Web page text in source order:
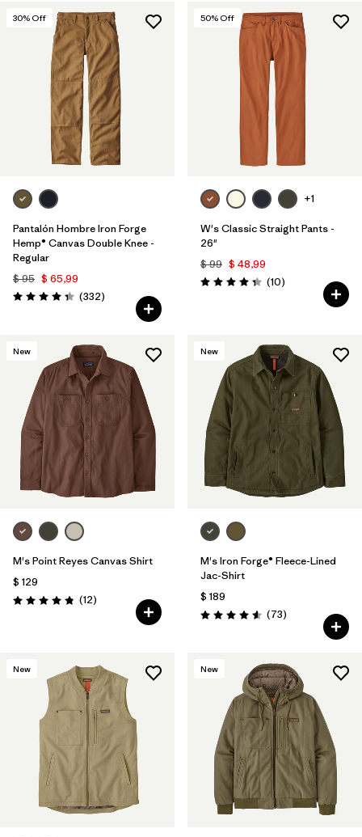
30% Off
Pantalón Hombre Iron Forge
Hemp® Canvas Double Knee -
Regular
$ 95 $ 65,99
Valoración: 4.4 / 5
(332Comentarios
)
50% Off
+1
W's Classic Straight Pants -
26"
$ 99 $ 48,99
Valoración: 4.3 / 5
(10Comentarios
)
New
M's Point Reyes Canvas Shirt
$ 129
Valoración: 4.8 / 5
(12Comentarios
)
New
M's Iron Forge® Fleece-Lined
Jac-Shirt
$ 189
Valoración: 4.6 / 5
(73Comentarios
)
New New